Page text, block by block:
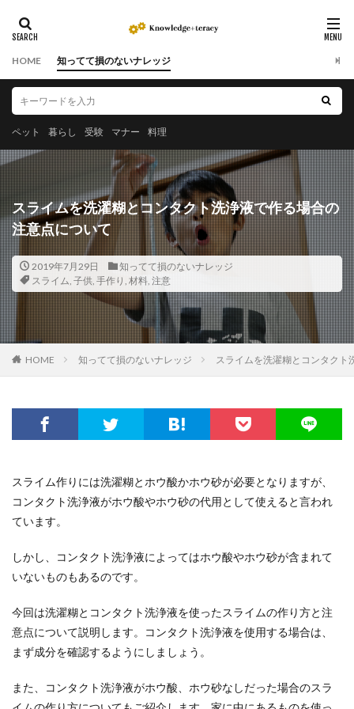
HOME 知ってて損のないナレッジ
ペット 暮らし 受験 マナー 料理
スライムを洗濯糊とコンタクト洗浄液で作る場合の
注意点について
2019年7月29日
知ってて損のないナレッジ
スライム, 子供, 手作り , 材料, 注意
HOME 知ってて損のないナレッジ スライムを洗濯糊とコンタクト
スライム作りには洗濯糊とホウ酸かホウ砂が必要となりますが、
コンタクト洗浄液がホウ酸やホウ砂の代用として使えると言われ
ています。
しかし、コンタクト洗浄液によってはホウ酸やホウ砂が含まれて
いないものもあるのです。
今回は洗濯糊とコンタクト洗浄液を使ったスライムの作り方と注
意点について説明します。コンタクト洗浄液を使用する場合は、
まず成分を確認するようにしましょう。
また、コンタクト洗浄液がホウ酸、ホウ砂なしだった場合のスラ